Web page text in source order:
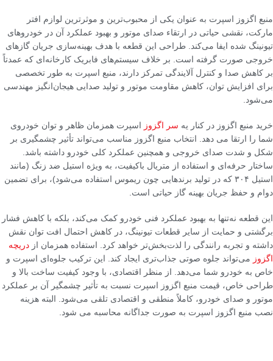
منبع اگزوز اسپرت به عنوان یکی از محبوب‌ترین و موثرترین لوازم افتر
مارکت، نقشی حیاتی در ارتقاء صدای موتور و بهبود عملکرد آن در خودروهای
تیونینگ شده ایفا می‌کند. طراحی این قطعه با هدف بهینه‌سازی جریان گازهای
خروجی صورت گرفته است. بر خلاف سیستم‌های فابریک کارخانه‌ای که عمدتاً
بر کاهش صدا و کنترل آلایندگی تمرکز دارند، منبع اسپرت به طور تخصصی
برای افزایش توان، کاهش مقاومت موتور و تولید صدایی هیجان‌انگیز مهندسی
می‌شود.
خرید منبع اگزوز در کنار یه سر اگزوز اسپرت همزمان ظاهر و توان خودروی
شما را ارتقا می دهد. انتخاب منبع اگزوز مناسب می‌تواند تأثیر چشمگیری بر
شکل و شدت صدای خروجی و همچنین عملکرد کلی خودرو داشته باشد.
ساختار حرفه‌ای و استفاده از متریال باکیفیت، به ویژه استیل ضد زنگ (مانند
استیل ۳۰۴ که در تولید برندهایی چون ریموس استفاده می‌شود)، برای تضمین
دوام و حفظ جریان بهینه گاز حیاتی است.
این قطعه نه‌تنها به بهبود عملکرد فنی خودرو کمک می‌کند، بلکه با کاهش فشار
برگشتی و حمایت از سایر قطعات تیونینگ، در کاهش احتمال افت توان نقش
داشته و تجربه رانندگی را لذت‌بخش‌تر خواهد کرد. استفاده همزمان از دریچه
اگزوز می‌تواند جلوه صوتی جذاب‌تری ایجاد کند. این ترکیب جلوه‌ای اسپرت و
خاص به خودرو شما می‌دهد. از منظر اقتصادی، با وجود کیفیت ساخت بالا و
طراحی خاص، قیمت منبع اگزوز اسپرت نسبت به تأثیر چشمگیر آن بر عملکرد
موتور و صدای خودرو، کاملاً منطقی و اقتصادی تلقی می‌شود. البته هزینه
نصب منبع اگزوز اسپرت به صورت جداگانه محاسبه می شود.